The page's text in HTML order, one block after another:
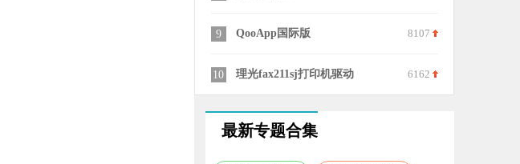
9 QooApp国际版 8107
10 理光fax211sj打印机驱动 6162
最新专题合集